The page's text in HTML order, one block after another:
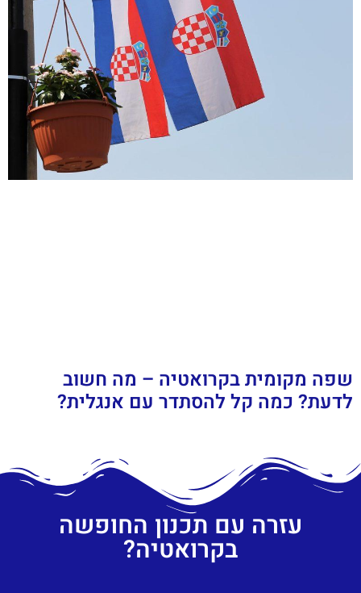
שפה מקומית בקרואטיה – מה חשוב
לדעת? כמה קל להסתדר עם אנגלית?
עזרה עם תכנון החופשה
בקרואטיה?